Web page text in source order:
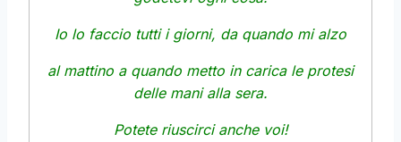
Io lo faccio tutti i giorni, da quando mi alzo
al mattino a quando metto in carica le protesi
delle mani alla sera.
Potete riuscirci anche voi!